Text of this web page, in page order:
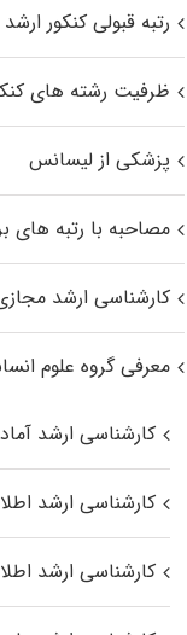
رتبه قبولی کنکور ارشد
ظرفیت رشته های
پزشکی از لیسانس
مصاحبه با رتبه های
کارشناسی ارشد
معرفی گروه علوم
کارشناسی ارشد آماد
کارشناسی ارشد
کارشناسی ارشد